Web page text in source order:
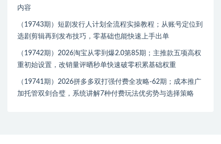
内容
（19743期）短剧发行人计划全流程实操教程；从账号定位到
选剧剪辑再到发布技巧，零基础也能快速上手出单
（19742期）2026淘宝从零到爆2.0第85期；主推款五项高权
重初始设置，改销量评晒秒单快速破零积累基础权重
（19741期）2026拼多多双打强付费全攻略-62期；成本推广
加托管双剑合璧，系统讲解7种付费玩法优劣势与选择策略